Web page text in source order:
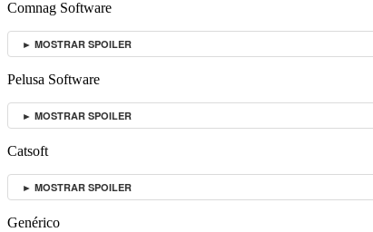
Comnag Software
► MOSTRAR SPOILER
Pelusa Software
► MOSTRAR SPOILER
Catsoft
► MOSTRAR SPOILER
Genérico